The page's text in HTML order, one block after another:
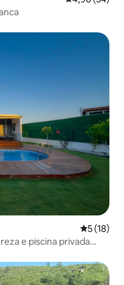
5 de uma
5 (18)
e piscina privada